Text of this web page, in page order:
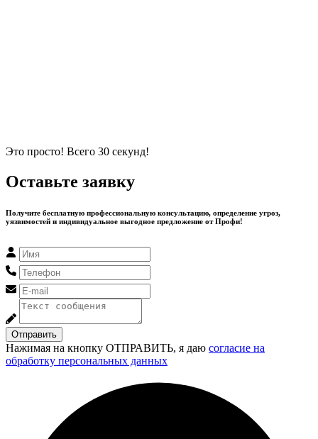
Это просто! Всего 30 секунд!
Оставьте заявку
Получите бесплатную профессиональную консультацию, определение угроз,
уязвимостей и индивидуальное выгодное предложение от Профи!
Отправить
Нажимая на кнопку ОТПРАВИТЬ, я даю согласие на
обработку персональных данных